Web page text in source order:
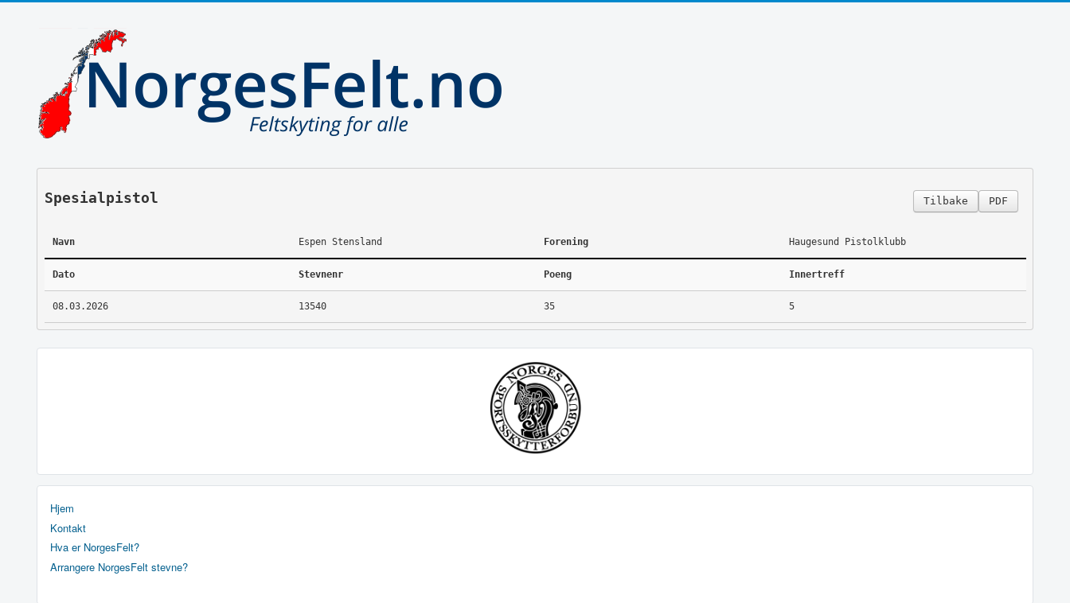
PDF
Tilbake
Spesialpistol
Navn Espen Stensland Forening Haugesund Pistolklubb
Dato Stevnenr Poeng Innertreff
08.03.2026 13540 35 5
Hjem
Kontakt
Hva er NorgesFelt?
Arrangere NorgesFelt stevne?